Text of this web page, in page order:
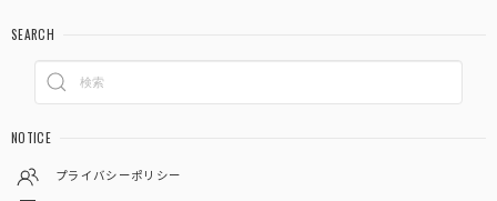
SEARCH
NOTICE
プライバシーポリシー